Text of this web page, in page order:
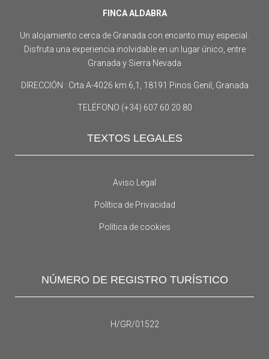
FINCA ALDABRA
Un alojamiento cerca de Granada con encanto muy especial.
Disfruta una experiencia inolvidable en un lugar único, entre
Granada y Sierra Nevada
DIRECCIÓN : Crta A-4026 km 6,1, 18191 Pinos Genil, Granada
TELÉFONO (+34) 607 60 20 80
TEXTOS LEGALES
Aviso Legal
Política de Privacidad
Política de cookies
NÚMERO DE REGISTRO TURÍSTICO
H/GR/01522